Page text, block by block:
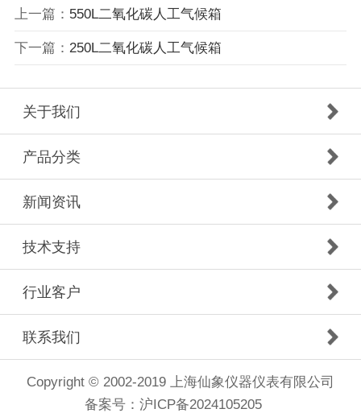
上一篇： 550L二氧化碳人工气候箱
下一篇： 250L二氧化碳人工气候箱
关于我们
产品分类
新闻资讯
技术支持
行业客户
联系我们
Copyright © 2002-2019 上海仙象仪器仪表有限公司
备案号：沪ICP备2024105205